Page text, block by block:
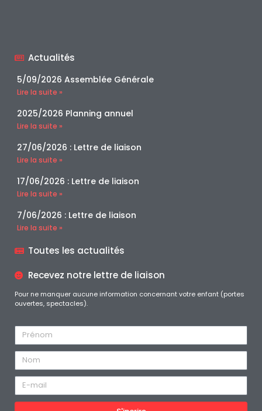
Actualités
5/09/2026 Assemblée Générale
Lire la suite »
2025/2026 Planning annuel
Lire la suite »
27/06/2026 : Lettre de liaison
Lire la suite »
17/06/2026 : Lettre de liaison
Lire la suite »
7/06/2026 : Lettre de liaison
Lire la suite »
Toutes les actualités
Recevez notre lettre de liaison
Pour ne manquer aucune information concernant votre enfant (portes
ouvertes, spectacles).